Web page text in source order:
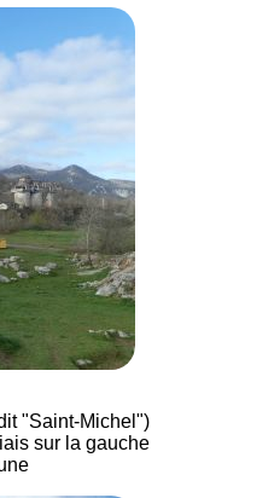
"Saint-Michel")
sur la gauche